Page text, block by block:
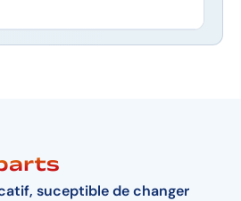
suceptible de changer